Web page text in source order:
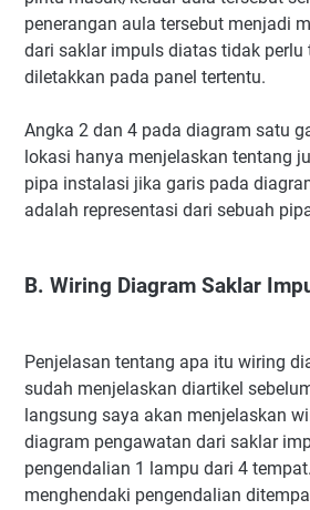
penerangan aula tersebut menjadi
dari saklar impuls diatas tidak perlu
diletakkan pada panel tertentu.
Angka 2 dan 4 pada diagram satu
lokasi hanya menjelaskan tentang
pipa instalasi jika garis pada
adalah representasi dari sebuah
B. Wiring Diagram Saklar
Penjelasan tentang apa itu wiring
sudah menjelaskan diartikel
langsung saya akan menjelaskan
diagram pengawatan dari saklar
pengendalian 1 lampu dari 4
menghendaki pengendalian